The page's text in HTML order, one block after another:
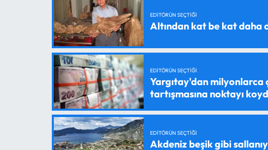
EDITÖRÜN SEÇTIĞI
Altından kat be kat
EDITÖRÜN SEÇTIĞI
Yargıtay'dan milyonlarca
tartışmasına noktayı
EDITÖRÜN SEÇTIĞI
Akdeniz beşik gibi